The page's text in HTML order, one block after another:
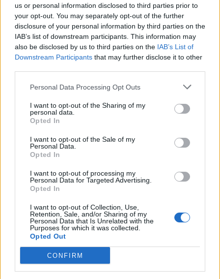
us or personal information disclosed to third parties prior to
your opt-out. You may separately opt-out of the further
disclosure of your personal information by third parties on the
IAB’s list of downstream participants. This information may
also be disclosed by us to third parties on the IAB’s List of
Downstream Participants that may further disclose it to other
Personal Data Processing Opt Outs
I want to opt-out of the Sharing of my
personal data.
Opted In
I want to opt-out of the Sale of my
Personal Data.
Opted In
I want to opt-out of processing my
Personal Data for Targeted Advertising.
Opted In
I want to opt-out of Collection, Use,
Retention, Sale, and/or Sharing of my
Personal Data that Is Unrelated with the
Purposes for which it was collected.
Opted Out
CONFIRM
«informação aos cidadãos como ir para Angola e como
investir em Angola». Por seu lado, Dulce Gomes, cônsul-
geral de Angola no Porto, referiu que a abertura deste
consulado representa mais do que um acto
com proximidade e dignidade».
O consulado honorário de Angola, inaugurado esta
Tasquinha”, onde a comitiva se deslocou depois do acto
inaugural, tendo a embaixadora angolana assinado o livro